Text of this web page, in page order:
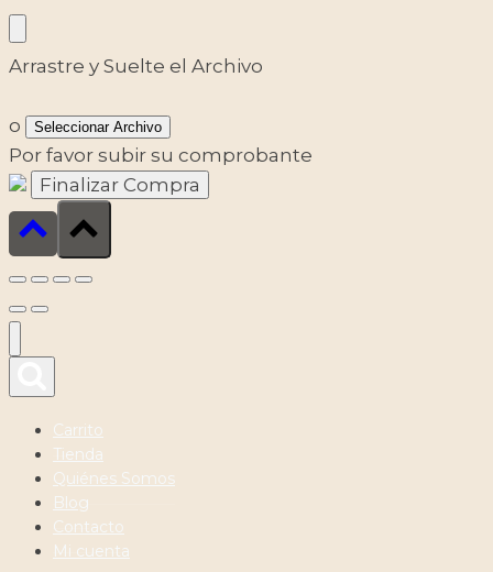
Arrastre y Suelte el Archivo
o Seleccionar Archivo
Por favor subir su comprobante
Carrito
Tienda
Quiénes Somos
Blog
Contacto
Mi cuenta